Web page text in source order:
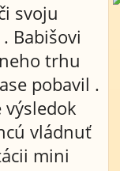
svoju
Babišovi
trhu
pobavil .
výsledok
vládnuť
mini